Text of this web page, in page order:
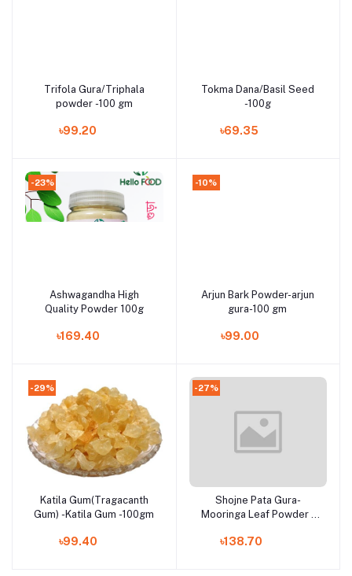
Add to cart
Trifola Gura/Triphala
powder -100 gm
৳99.20
Add to cart
Tokma Dana/Basil Seed
-100g
৳69.35
-23%
Add to cart
Ashwagandha High
Quality Powder 100g
৳169.40
-10%
Add to cart
Arjun Bark Powder-arjun
gura-100 gm
৳99.00
-29%
Add to cart
Katila Gum(Tragacanth
Gum) -Katila Gum -100gm
৳99.40
-27%
Add to cart
Shojne Pata Gura-
Mooringa Leaf Powder -
৳138.70